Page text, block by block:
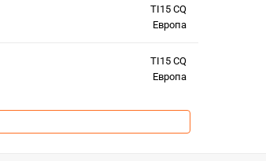
TI15 CQ
Европа
TI15 CQ
Европа